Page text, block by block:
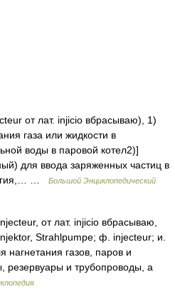
от лат. injicio вбрасываю), 1)
газа или жидкости в
воды в паровой котел2)]
для ввода заряженных частиц в
…
Большой Энциклопедический
от лат. injicio вбрасываю,
Strahlpumpe; ф. injecteur; и.
нагнетания газов, паров и
резервуары и трубопроводы, а